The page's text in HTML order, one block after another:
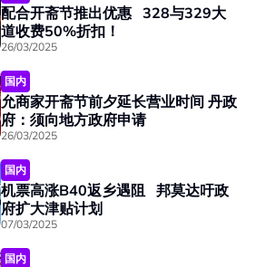
配合开斋节推出优惠 328与329大
道收费50%折扣！
26/03/2025
国内
允商家开斋节前夕延长营业时间 丹政
府：须向地方政府申请
26/03/2025
国内
机票高涨B40返乡遇阻 邦莫达吁政
府扩大津贴计划
07/03/2025
国内